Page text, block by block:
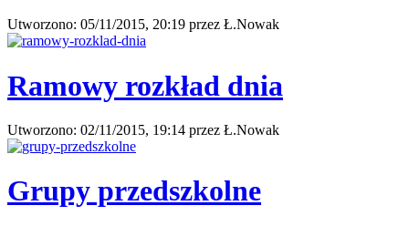
Utworzono: 05/11/2015, 20:19 przez Ł.Nowak
Ramowy rozkład dnia
Utworzono: 02/11/2015, 19:14 przez Ł.Nowak
Grupy przedszkolne